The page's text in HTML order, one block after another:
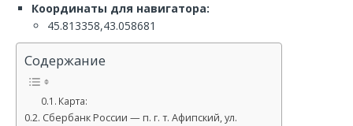
Координаты для навигатора:
45.813358,43.058681
Содержание
Карта:
Сбербанк России — п. г. т. Афипский, ул.